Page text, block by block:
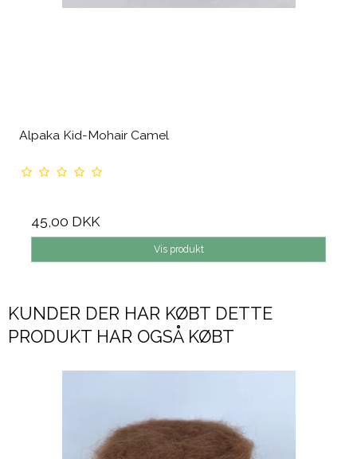
Alpaka Kid-Mohair Camel
45,00 DKK
Vis produkt
KUNDER DER HAR KØBT DETTE
PRODUKT HAR OGSÅ KØBT